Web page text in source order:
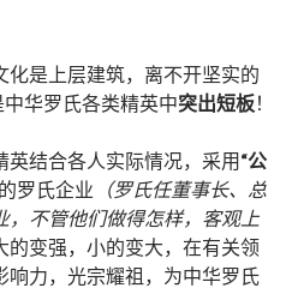
化是上层建筑，离不开坚实的
中华罗氏各类精英中突出短板！
英结合各人实际情况，采用“公
罗氏企业 （罗氏任董事长、总
，不管他们做得怎样，客观上
的变强，小的变大，在有关领
响力，光宗耀祖，为中华罗氏